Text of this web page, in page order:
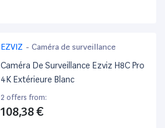
EZVIZ - Caméra de surveillance
Caméra De Surveillance Ezviz H8C Pro
4K Extérieure Blanc
2 offers from:
108,38 €